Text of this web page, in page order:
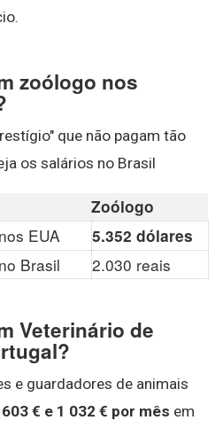
zoólogo nos
que não pagam tão
os salários no Brasil
Zoólogo
EUA 5.352 dólares
Brasil 2.030 reais
Veterinário de
e guardadores de animais
€ e 1 032 € por mês em